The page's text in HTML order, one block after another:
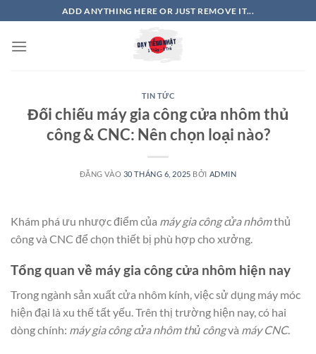
qua
nội
ADD ANYTHING HERE OR JUST REMOVE IT...
TIN TỨC
Đối chiếu máy gia công cửa nhôm thủ
công & CNC: Nên chọn loại nào?
ĐĂNG VÀO 30 THÁNG 6, 2025 BỞI ADMIN
Khám phá ưu nhược điểm của máy gia công cửa nhômthủ
công và CNC để chọn thiết bị phù hợp cho xưởng.
Tổng quan về máy gia công cửa nhôm hiện nay
Trong ngành sản xuất cửa nhôm kính, việc sử dụng máy móc
hiện đại là xu thế tất yếu. Trên thị trường hiện nay, có hai
dòng chính: máy gia công cửa nhôm thủ côngvà máy CNC.